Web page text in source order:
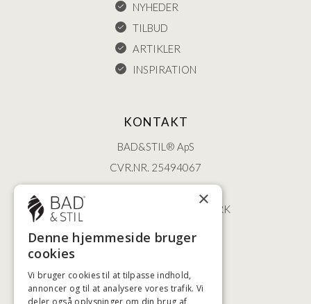
NYHEDER
TILBUD
ARTIKLER
INSPIRATION
KONTAKT
BAD&STIL® ApS
CVR.NR. 25494067
ØSTERBROGADE 202
2100 KØBENHAVN • DANMARK
+45 3920 5084
HØJESTE KREDITVÆRDIGHED
×
Denne hjemmeside bruger
cookies
Vi bruger cookies til at tilpasse indhold,
annoncer og til at analysere vores trafik. Vi
deler også oplysninger om din brug af